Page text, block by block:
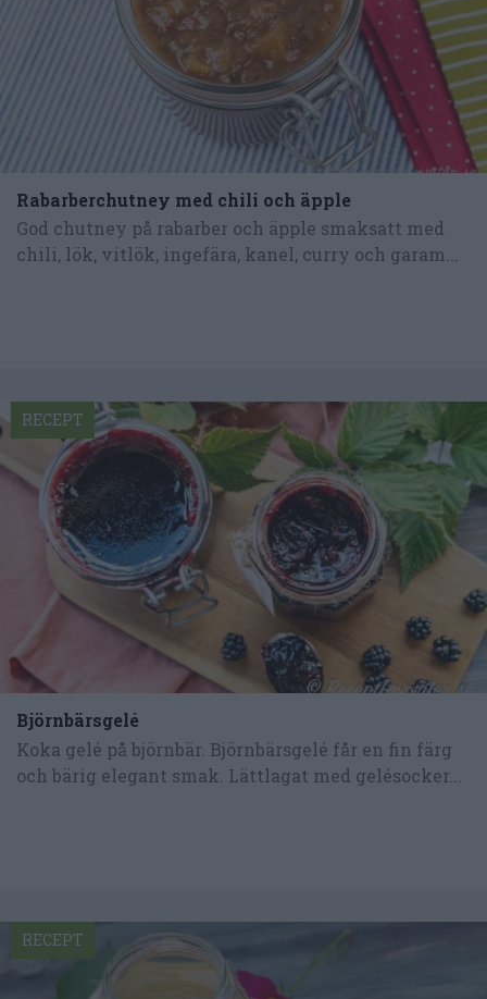
Rabarberchutney med chili och äpple
God chutney på rabarber och äpple smaksatt med
chili, lök, vitlök, ingefära, kanel, curry och garam...
Björnbärsgelé
Koka gelé på björnbär. Björnbärsgelé får en fin färg
och bärig elegant smak. Lättlagat med gelésocker...
RECEPT
RECEPT